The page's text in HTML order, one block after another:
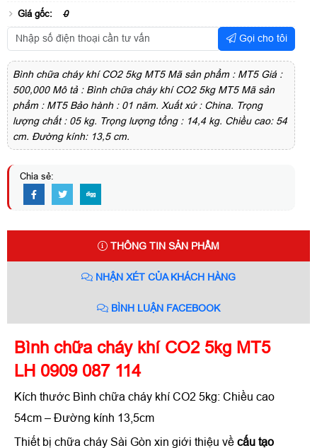
Giá gốc: 0
Gọi cho tôi
Bình chữa cháy khí CO2 5kg MT5 Mã sản phẩm : MT5 Giá :
500,000 Mô tả : Bình chữa cháy khí CO2 5kg MT5 Mã sản
phẩm : MT5 Bảo hành : 01 năm. Xuất xứ : China. Trọng
lượng chất : 05 kg. Trọng lượng tổng : 14,4 kg. Chiều cao: 54
cm. Đường kính: 13,5 cm.
Chia sẻ:
THÔNG TIN SẢN PHẨM
NHẬN XÉT CỦA KHÁCH HÀNG
BÌNH LUẬN FACEBOOK
Bình chữa cháy khí CO2 5kg MT5
LH 0909 087 114
Kích thước Bình chữa cháy khí CO2 5kg: Chiều cao
54cm – Đường kính 13,5cm
Thiết bị chữa cháy Sài Gòn xin giới thiệu về cấu tạo